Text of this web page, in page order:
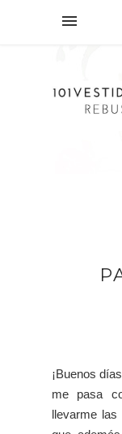
¡Buenos
me pasa
llevarme